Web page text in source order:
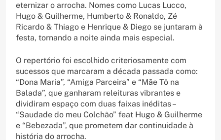
eternizar o arrocha. Nomes como Lucas Lucco,
Hugo & Guilherme, Humberto & Ronaldo, Zé
Ricardo & Thiago e Henrique & Diego se juntaram à
festa, tornando a noite ainda mais especial.
O repertório foi escolhido criteriosamente com
sucessos que marcaram a década passada como:
“Dona Maria”, “Amiga Parceira” e “Mãe Tô na
Balada”, que ganharam releituras vibrantes e
dividiram espaço com duas faixas inéditas –
“Saudade do meu Colchão” feat Hugo & Guilherme
e “Bebezada”, que prometem dar continuidade à
história do arrocha.